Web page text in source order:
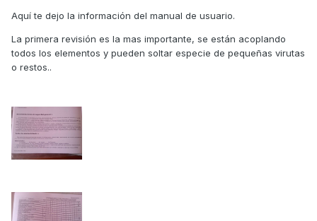
Aquí te dejo la información del manual de usuario.
La primera revisión es la mas importante, se están acoplando
todos los elementos y pueden soltar especie de pequeñas virutas
o restos..